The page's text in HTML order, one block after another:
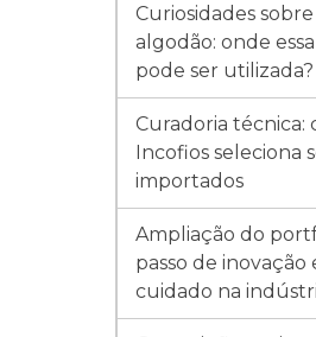
Curiosidades sobre
algodão: onde
pode ser utilizada?
Curadoria técnica:
Incofios seleciona
importados
Ampliação do
passo de inovação
cuidado na